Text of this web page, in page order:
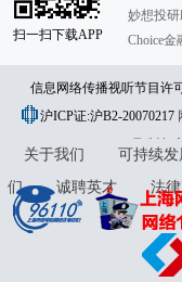
扫一扫下载APP
妙想投研
Choice金
信息网络传播视听节目许
913101046312860336
沪ICP证:沪B2-20070217
31010402000120号版权
关于我们 可持续发
们
诚聘英才 法